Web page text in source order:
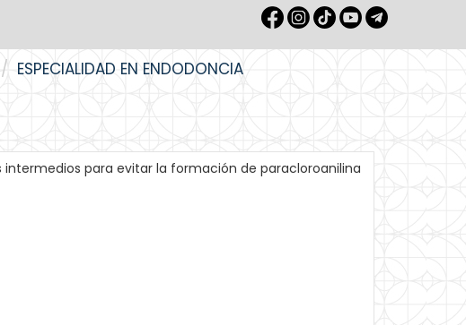
ESPECIALIDAD EN ENDODONCIA
para evitar la formación de paracloroanilina